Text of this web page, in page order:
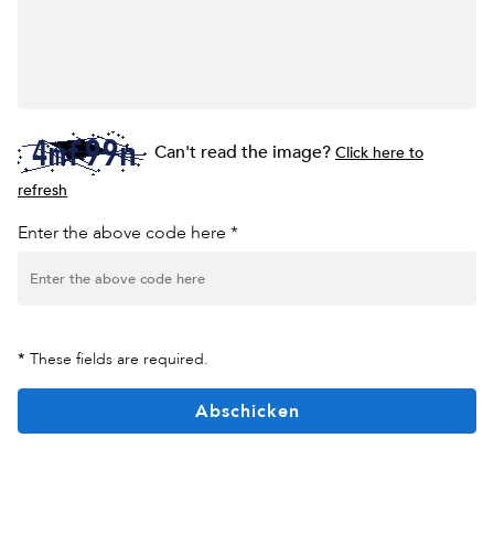
Can't read the image?Click here to
refresh
Enter the above code here *
* These fields are required.
Abschicken